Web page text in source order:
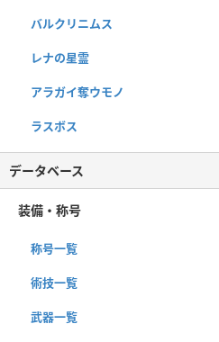
バルクリニムス
レナの星霊
アラガイ奪ウモノ
ラスボス
データベース
装備・称号
称号一覧
術技一覧
武器一覧